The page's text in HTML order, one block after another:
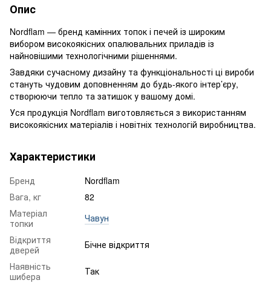
Опис
Nordflam — бренд камінних топок і печей із широким
вибором високоякісних опалювальних приладів із
найновішими технологічними рішеннями.
Завдяки сучасному дизайну та функціональності ці вироби
стануть чудовим доповненням до будь-якого інтер’єру,
створюючи тепло та затишок у вашому домі.
Уся продукція Nordflam виготовляється з використанням
високоякісних матеріалів і новітніх технологій виробництва.
Характеристики
Бренд
Nordflam
Вага, кг
82
Матеріал
топки
Чавун
Відкриття
дверей
Бічне відкриття
Наявність
шибера
Так